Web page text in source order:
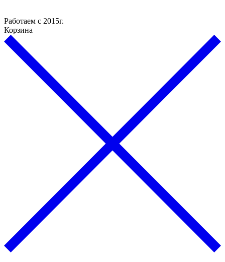
Работаем с 2015г.
Корзина